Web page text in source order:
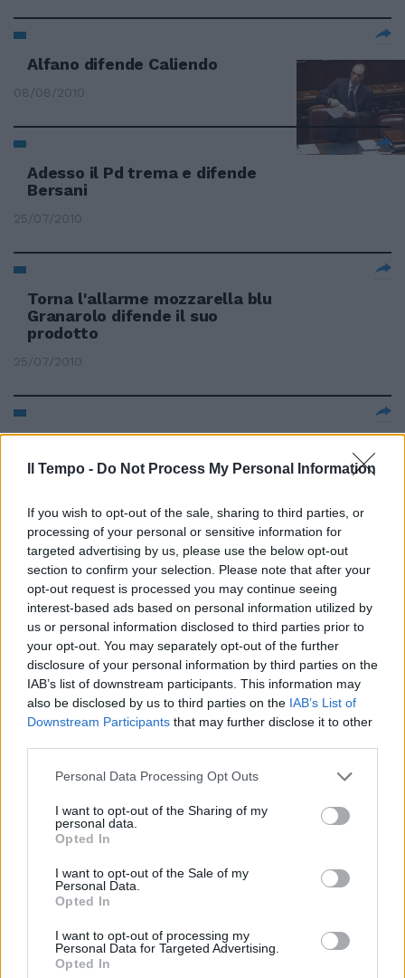
Il Tempo - Do Not Process My Personal Information
If you wish to opt-out of the sale, sharing to third parties, or
processing of your personal or sensitive information for
targeted advertising by us, please use the below opt-out
section to confirm your selection. Please note that after your
opt-out request is processed you may continue seeing
interest-based ads based on personal information utilized by
us or personal information disclosed to third parties prior to
your opt-out. You may separately opt-out of the further
disclosure of your personal information by third parties on the
IAB’s list of downstream participants. This information may
also be disclosed by us to third parties on the IAB’s List of
Downstream Participants that may further disclose it to other
Personal Data Processing Opt Outs
I want to opt-out of the Sharing of my
personal data.
Opted In
I want to opt-out of the Sale of my
Personal Data.
Opted In
I want to opt-out of processing my
Personal Data for Targeted Advertising.
Opted In
Alfano difende Caliendo
08/08/2010
Adesso il Pd trema e difende
Bersani
25/07/2010
Torna l'allarme mozzarella blu
Granarolo difende il suo
prodotto
25/07/2010
Taglio degli extracomunitari,
Petrucci difende la Figc
Silvio Berlusconi difende una
legge «sacrosanta» che «ricalca
un altro disegno di legge che fu
approvato quando al governo
c'era la sinistra».
11/07/2010
Liberamente si difende
Silvio»
11/07/2010
Berlusconi attacca stampa e
giudici
04/07/2010